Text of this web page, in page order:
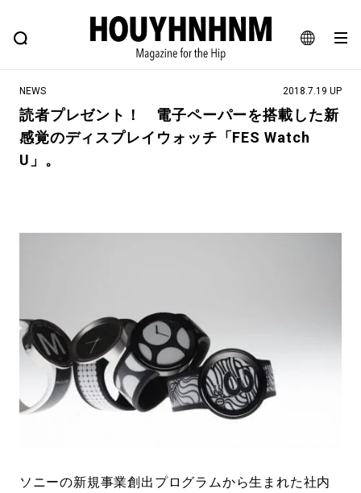
JA
EN
FEATURE BLOG SNAP
ヒップなファッション、カルチャー、ライフスタイルWEBマガジン
#NEW VINTAGE #マイナーグッド図鑑
#ととけん #FASHION #MUSIC
#LIFESTYLE #SNEAKER #OUTDOOR
#SPORTS #HANDSOME HANDBOOK
NEWS 2018.7.19 UP
読者プレゼント！ 電子ペーパーを搭載した新
感覚のディスプレイウォッチ「FES Watch
U」。
ソニーの新規事業創出プログラムから生まれた社内